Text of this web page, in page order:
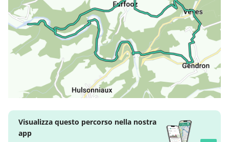
Visualizza questo percorso nella nostra
app